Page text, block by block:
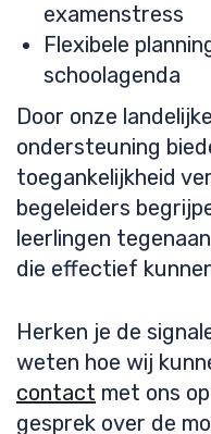
examenstress
Flexibele
schoolagenda
Door onze
ondersteuning
toegankelijkheid
begeleiders
leerlingen
die effectief
Herken je de
weten hoe wij
contact met ons
gesprek over de